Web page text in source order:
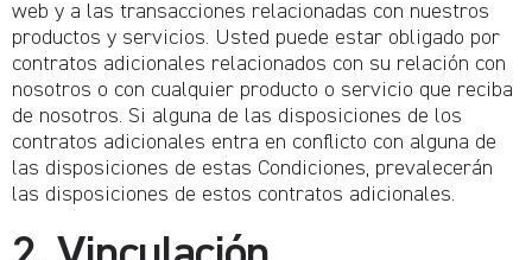
web y a las transacciones relacionadas con nuestros
productos y servicios. Usted puede estar obligado por
contratos adicionales relacionados con su relación con
nosotros o con cualquier producto o servicio que reciba
de nosotros. Si alguna de las disposiciones de los
contratos adicionales entra en conflicto con alguna de
las disposiciones de estas Condiciones, prevalecerán
las disposiciones de estos contratos adicionales.